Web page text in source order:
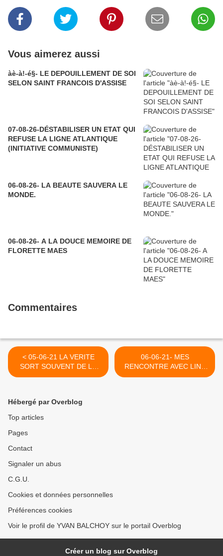
Vous aimerez aussi
àè-à!-é§- LE DEPOUILLEMENT DE SOI
SELON SAINT FRANCOIS D'ASSISE
07-08-26-DÉSTABILISER UN ETAT QUI
REFUSE LA LIGNE ATLANTIQUE
(INITIATIVE COMMUNISTE)
06-08-26- LA BEAUTE SAUVERA LE
MONDE.
06-08-26- A LA DOUCE MEMOIRE DE
FLORETTE MAES
Commentaires
< 05-06-21 LA VERITE
SORT SOUVENT DE LA
BOUCHE DU PEUPLE DES
06-06-21- MES
RENCONTRE AVEC LINE
RENAUD >
Hébergé par Overblog
Top articles
Pages
Contact
Signaler un abus
C.G.U.
Cookies et données personnelles
Préférences cookies
Voir le profil de YVAN BALCHOY sur le portail Overblog
Créer un blog sur Overblog